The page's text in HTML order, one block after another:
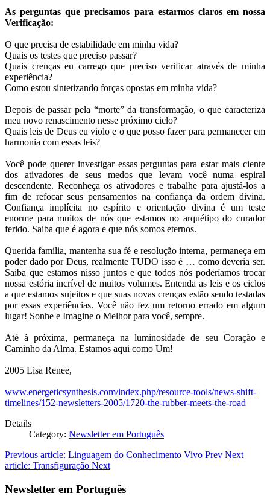
As perguntas que precisamos para estarmos claros em nossa
Verificação:
O que precisa de estabilidade em minha vida?
Quais os testes que preciso passar?
Quais crenças eu carrego que preciso verificar através de minha
experiência?
Como estou sintetizando forças opostas em minha vida?
Depois de passar pela “morte” da transformação, o que caracteriza
meu novo renascimento nesse próximo ciclo?
Quais leis de Deus eu violo e o que posso fazer para permanecer em
harmonia com essas leis?
Você pode querer investigar essas perguntas para estar mais ciente
dos ativadores de seus medos que levam você numa espiral
descendente. Reconheça os ativadores e trabalhe para ajustá-los a
fim de refocar seus pensamentos na confiança da ordem divina.
Confiança implícita no espírito e orientação divina é um teste
enorme para muitos de nós que estamos no arquétipo do curador
ferido. Saiba que é agora e que nós somos eternos.
Querida família, mantenha sua fé e resolução interna, permaneça em
poder dado por Deus, realmente TUDO isso é … como deveria ser.
Saiba que estamos nisso juntos e que todos nós poderíamos trocar
nossa estória incrível de muitos volumes. Entenda as leis e os ciclos
a que estamos sujeitos e que suas novas crenças estão sendo testadas
por essas experiências. Você não fez um retorno errado em algum
lugar! Sonhe e Imagine o Melhor para você, sempre.
Até à próxima, permaneça na luminosidade de seu Coração e
Caminho da Alma. Estamos aqui como Um!
2005 Lisa Renee,
www.energeticsynthesis.com/index.php/resource-tools/news-shift-
timelines/152-newsletters-2005/1720-the-rubber-meets-the-road
Details
Category: Newsletter em Português
Previous article: Linguagem do Conhecimento Vivo Prev Next
article: Transfiguração Next
Newsletter em Português